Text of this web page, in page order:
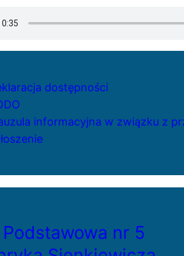
dostępności
informacyjna w związku z
Podstawowa nr 5